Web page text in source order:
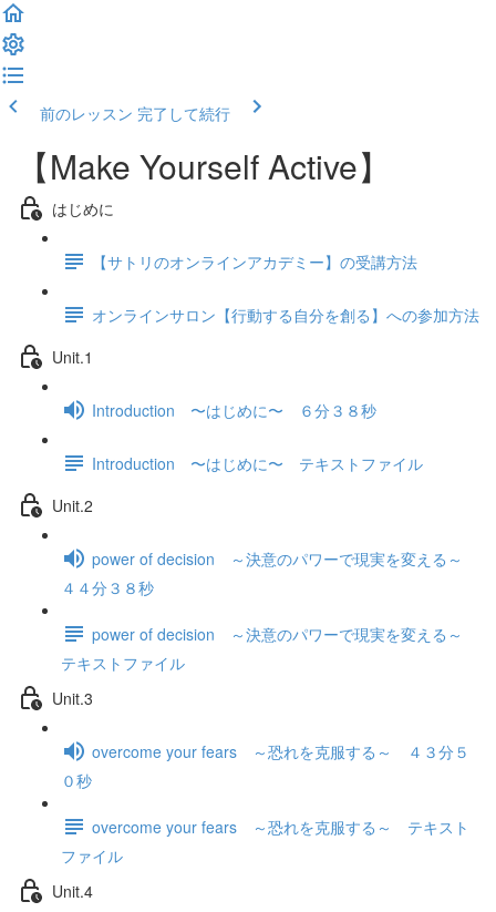
前のレッスン 完了して続行
【Make Yourself Active】
はじめに
【サトリのオンラインアカデミー】の受講方法
オンラインサロン【行動する自分を創る】への参加方法
Unit.1
Introduction 〜はじめに〜 ６分３８秒
Introduction 〜はじめに〜 テキストファイル
Unit.2
power of decision ～決意のパワーで現実を変える～
４４分３８秒
power of decision ～決意のパワーで現実を変える～
テキストファイル
Unit.3
overcome your fears ～恐れを克服する～ ４３分５
０秒
overcome your fears ～恐れを克服する～ テキスト
ファイル
Unit.4